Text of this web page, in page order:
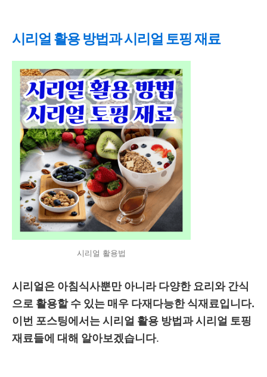
시리얼 활용 방법과 시리얼 토핑 재료
시리얼 활용법
시리얼은 아침식사뿐만 아니라 다양한 요리와 간식
으로 활용할 수 있는 매우 다재다능한 식재료입니다.
이번 포스팅에서는 시리얼 활용 방법과 시리얼 토핑
재료들에 대해 알아보겠습니다.